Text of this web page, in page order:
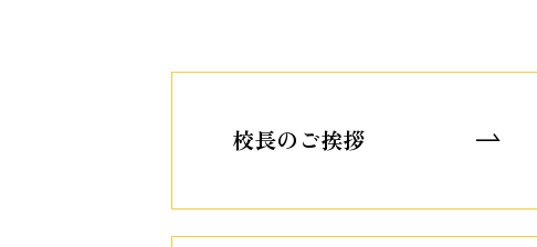
校長のご挨拶